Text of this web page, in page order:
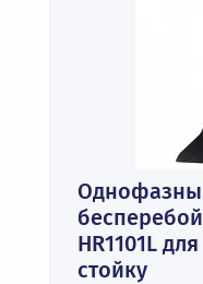
HR1101L
стойку